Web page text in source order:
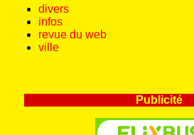
divers
infos
revue du web
ville